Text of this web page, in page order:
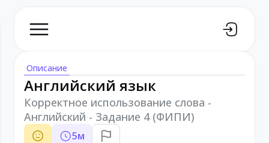
Описание
Английский язык
Корректное использование слова -
Английский - Задание 4 (ФИПИ)
5м